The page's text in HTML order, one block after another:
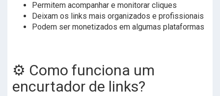
Permitem acompanhar e monitorar cliques
Deixam os links mais organizados e profissionais
Podem ser monetizados em algumas plataformas
⚙️ Como funciona um
encurtador de links?